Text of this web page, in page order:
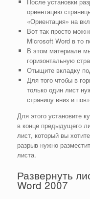
После установки
ориентацию
«Ориентация» на
Вот так просто
Microsoft Word в то
В этом материале
горизонтальную
Отыщите вкладку
Для того чтобы в
только один лист
страницу вниз и
Для этого установите
в конце предыдущего
лист, который вы
разрыв нужно
листа.
Развернуть
Word 2007